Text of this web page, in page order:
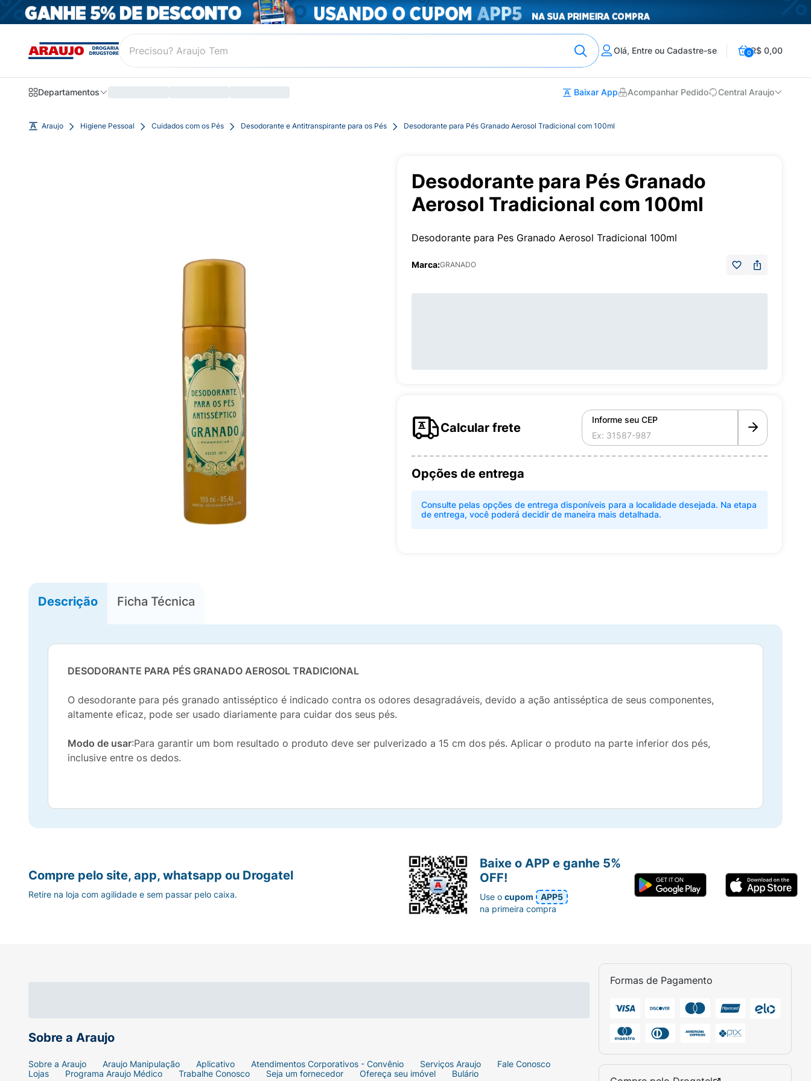
Olá, Entre ou Cadastre-se 0R$ 0,00
Departamentos Baixar App Acompanhar Pedido Central Araujo
Araujo Higiene Pessoal Cuidados com os Pés Desodorante e Antitranspirante para os Pés Desodorante para Pés Granado Aerosol Tradicional com 100ml
Desodorante para Pés Granado
Aerosol Tradicional com 100ml
Desodorante para Pes Granado Aerosol Tradicional 100ml
Marca:GRANADO
Calcular frete
Informe seu CEP
Opções de entrega
Consulte pelas opções de entrega disponíveis para a localidade desejada. Na etapa
de entrega, você poderá decidir de maneira mais detalhada.
Descrição Ficha Técnica
DESODORANTE PARA PÉS GRANADO AEROSOL TRADICIONAL
O desodorante para pés granado antisséptico é indicado contra os odores desagradáveis, devido a ação antisséptica de seus componentes,
altamente eficaz, pode ser usado diariamente para cuidar dos seus pés.
Modo de usar:Para garantir um bom resultado o produto deve ser pulverizado a 15 cm dos pés. Aplicar o produto na parte inferior dos pés,
inclusive entre os dedos.
Sobre a Araujo
Sobre a Araujo Araujo Manipulação Aplicativo Atendimentos Corporativos - Convênio Serviços Araujo
Fale Conosco
Lojas
Programa Araujo Médico Trabalhe Conosco Seja um fornecedor Ofereça seu imóvel Bulário
Formas de Pagamento
Compre pelo site, app, whatsapp ou Drogatel
Retire na loja com agilidade e sem passar pelo caixa.
Baixe o APP e ganhe 5%
OFF!
Use ocupom
APP5
na primeira compra